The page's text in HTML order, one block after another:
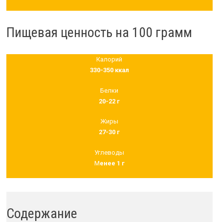
Пищевая ценность на 100 грамм
Калорий
330-350 ккал
Белки
20-22 г
Жиры
27-30 г
Углеводы
Менее 1 г
Содержание